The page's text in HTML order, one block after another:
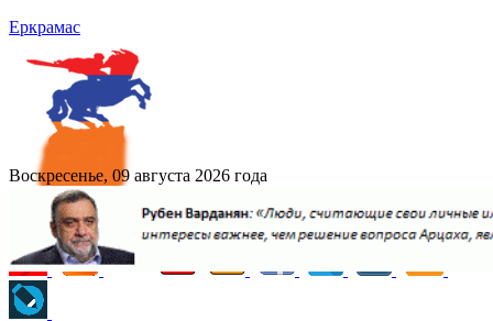
Еркрамас
Воскресенье, 09 августа 2026 года